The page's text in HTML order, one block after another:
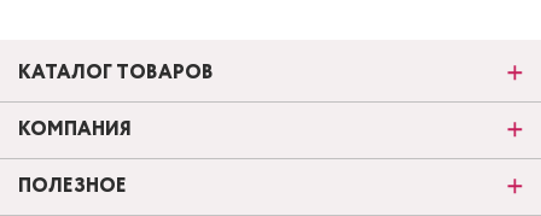
КАТАЛОГ ТОВАРОВ
КОМПАНИЯ
ПОЛЕЗНОЕ